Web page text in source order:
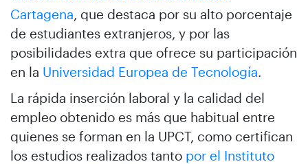
Cartagena, que destaca por su alto porcentaje
de estudiantes extranjeros, y por las
posibilidades extra que ofrece su participación
en la Universidad Europea de Tecnología.
La rápida inserción laboral y la calidad del
empleo obtenido es más que habitual entre
quienes se forman en la UPCT, como certifican
los estudios realizados tanto por el Instituto